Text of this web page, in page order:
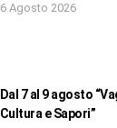
6 Agosto 2026
Dal 7 al 9 agosto
Cultura e Sapori”